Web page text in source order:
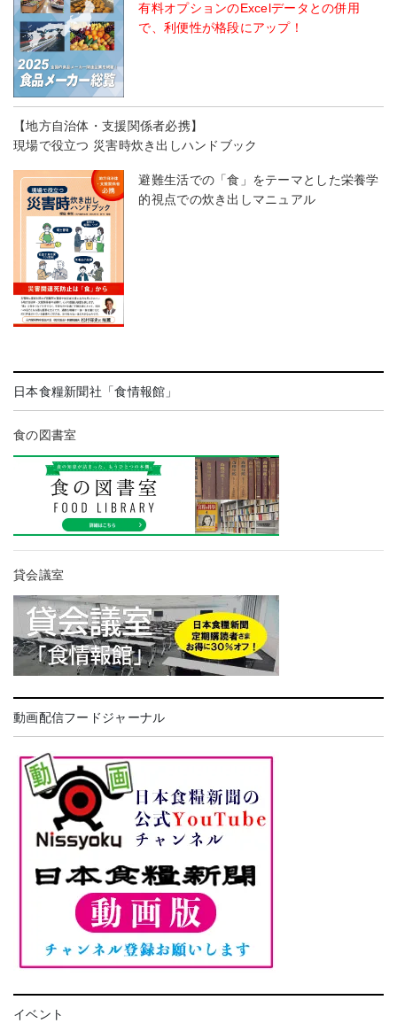
有料オプションのExcelデータとの併用
で、利便性が格段にアップ！
【地方自治体・支援関係者必携】
現場で役立つ 災害時炊き出しハンドブック
避難生活での「食」をテーマとした栄養学
的視点での炊き出しマニュアル
日本食糧新聞社「食情報館」
食の図書室
貸会議室
動画配信フードジャーナル
イベント